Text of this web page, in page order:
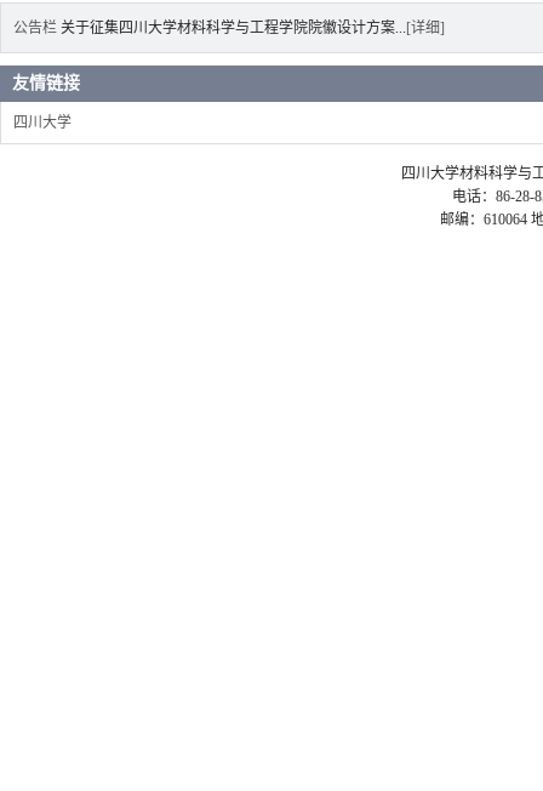
公告栏 关于征集四川大学材料科学与工程学院院徽设计方案... [详细]
友情链接
四川大学
四川大学材料科学与
电话：86-28-
邮编：610064